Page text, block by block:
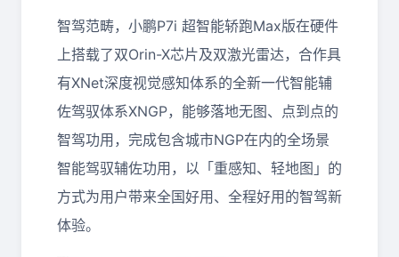
智驾范畴，小鹏P7i 超智能轿跑Max版在硬件
上搭载了双Orin-X芯片及双激光雷达，合作具
有XNet深度视觉感知体系的全新一代智能辅
佐驾驭体系XNGP，能够落地无图、点到点的
智驾功用，完成包含城市NGP在内的全场景
智能驾驭辅佐功用，以「重感知、轻地图」的
方式为用户带来全国好用、全程好用的智驾新
体验。